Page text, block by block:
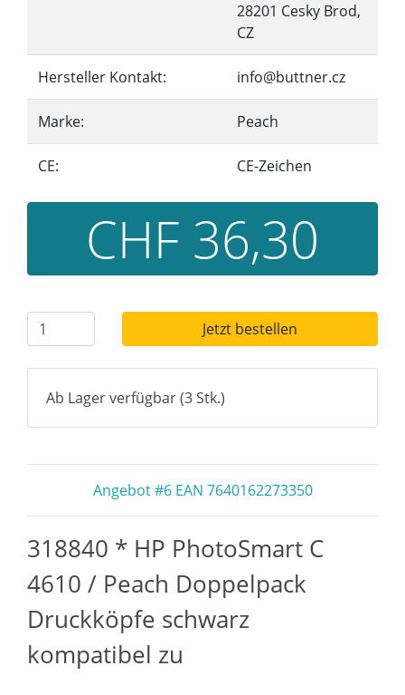
28201 Cesky Brod,
CZ
Hersteller Kontakt: info@buttner.cz
Marke: Peach
CE: CE-Zeichen
CHF 36,30
Jetzt bestellen
Ab Lager verfügbar (3 Stk.)
Angebot #6 EAN 7640162273350
318840 * HP PhotoSmart C
4610 / Peach Doppelpack
Druckköpfe schwarz
kompatibel zu